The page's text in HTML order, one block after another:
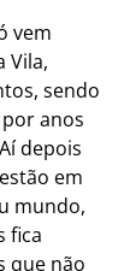
vem
Vila,
sendo
anos
depois
em
mundo,
fica
que não